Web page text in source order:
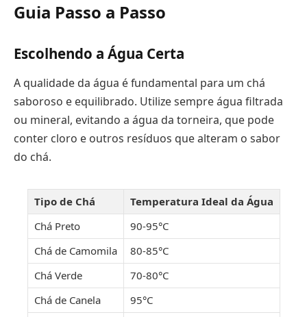
Guia Passo a Passo
Escolhendo a Água Certa
A qualidade da água é fundamental para um chá
saboroso e equilibrado. Utilize sempre água filtrada
ou mineral, evitando a água da torneira, que pode
conter cloro e outros resíduos que alteram o sabor
do chá.
Tipo de Chá
Temperatura Ideal da Água
Chá Preto
90-95°C
Chá de Camomila
80-85°C
Chá Verde
70-80°C
Chá de Canela
95°C